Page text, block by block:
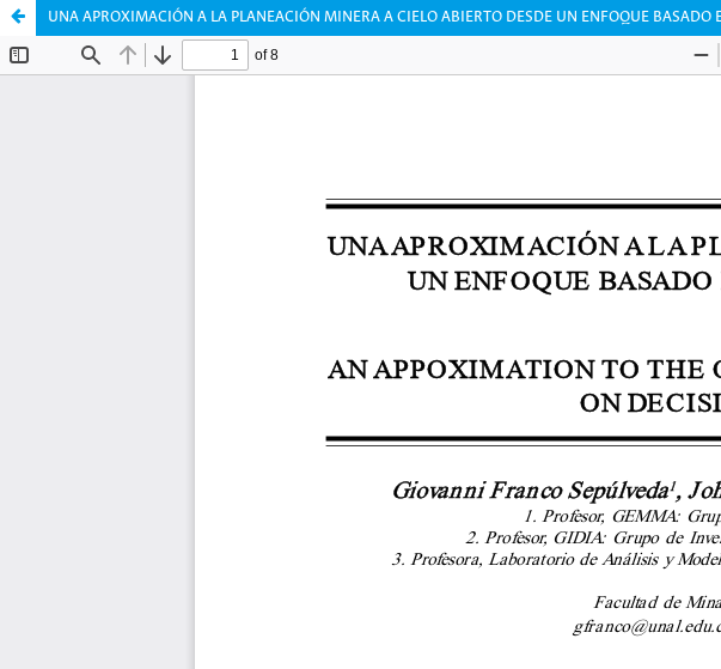
UNA APROXIMACIÓN A LA PLANEACIÓN MINERA A CIELO ABIERTO DESDE UN ENFOQUE BASADO